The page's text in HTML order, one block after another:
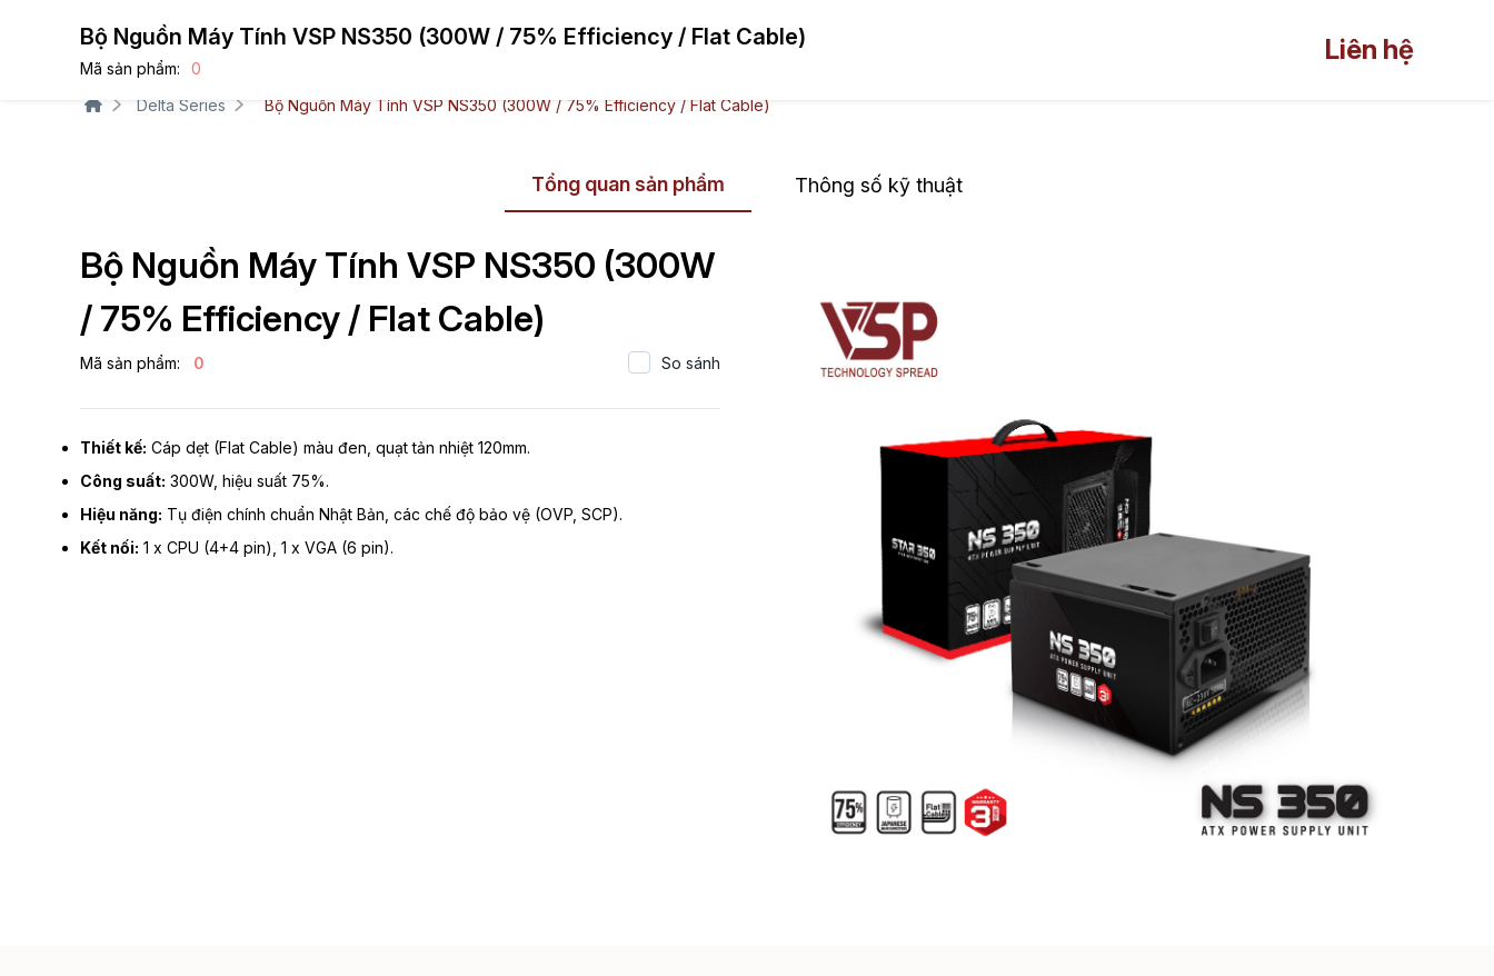
Sản phẩm Giới thiệu Tin tức
Bộ Nguồn Máy Tính VSP NS350 (300W / 75% Efficiency / Flat Cable)
Mã sản phẩm: 0
Liên hệ
Delta Series Bộ Nguồn Máy Tính VSP NS350 (300W / 75% Efficiency / Flat Cable)
Tổng quan sản phẩm Thông số kỹ thuật
Bộ Nguồn Máy Tính VSP NS350 (300W
/ 75% Efficiency / Flat Cable)
Mã sản phẩm: 0 So sánh
Thiết kế: Cáp dẹt (Flat Cable) màu đen, quạt tản nhiệt 120mm.
Công suất: 300W, hiệu suất 75%.
Hiệu năng: Tụ điện chính chuẩn Nhật Bản, các chế độ bảo vệ (OVP, SCP).
Kết nối: 1 x CPU (4+4 pin), 1 x VGA (6 pin).